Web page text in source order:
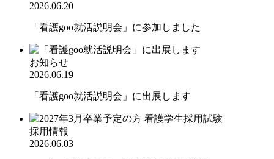
2026.06.20
「看護goo就活説明会」に参加しました
お知らせ
2026.06.19
「看護goo就活説明会」に出展します
採用情報
2026.06.03